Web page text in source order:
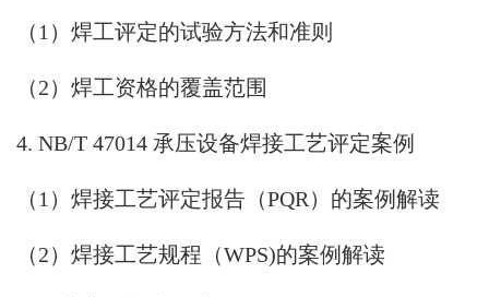
（1）焊工评定的试验方法和准则
（2）焊工资格的覆盖范围
4. NB/T 47014 承压设备焊接工艺评定案例
（1）焊接工艺评定报告（PQR）的案例解读
（2）焊接工艺规程（WPS)的案例解读